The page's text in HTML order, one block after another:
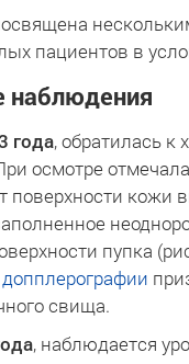
пациентов в
наблюдения
года, обратилась к
осмотре
поверхности
пупка
допплерографии
свища.
, наблюдается